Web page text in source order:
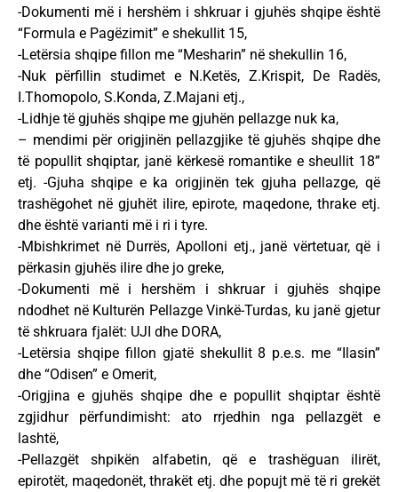
-Dokumenti më i hershëm i shkruar i gjuhës shqipe është
“Formula e Pagëzimit” e shekullit 15,
-Letërsia shqipe fillon me “Mesharin” në shekullin 16,
-Nuk përfillin studimet e N.Ketës, Z.Krispit, De Radës,
I.Thomopolo, S.Konda, Z.Majani etj.,
-Lidhje të gjuhës shqipe me gjuhën pellazge nuk ka,
– mendimi për origjinën pellazgjike të gjuhës shqipe dhe
të popullit shqiptar, janë kërkesë romantike e sheullit 18”
etj. -Gjuha shqipe e ka origjinën tek gjuha pellazge, që
trashëgohet në gjuhët ilire, epirote, maqedone, thrake etj.
dhe është varianti më i ri i tyre.
-Mbishkrimet në Durrës, Apolloni etj., janë vërtetuar, që i
përkasin gjuhës ilire dhe jo greke,
-Dokumenti më i hershëm i shkruar i gjuhës shqipe
ndodhet në Kulturën Pellazge Vinkë-Turdas, ku janë gjetur
të shkruara fjalët: UJI dhe DORA,
-Letërsia shqipe fillon gjatë shekullit 8 p.e.s. me “Ilasin”
dhe “Odisen” e Omerit,
-Origjina e gjuhës shqipe dhe e popullit shqiptar është
zgjidhur përfundimisht: ato rrjedhin nga pellazgët e
lashtë,
-Pellazgët shpikën alfabetin, që e trashëguan ilirët,
epirotët, maqedonët, thrakët etj. dhe popujt më të ri grekët